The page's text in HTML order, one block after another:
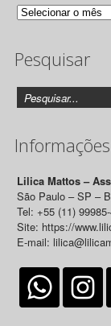
Arquivo
Releases
Pesquisar
Informações
Lilica Mattos –
São Paulo – SP –
Tel: +55 (11)
Site: https://
E-mail: